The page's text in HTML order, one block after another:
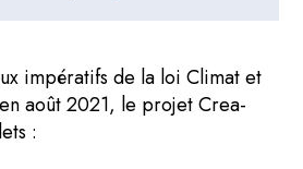
impératifs de la loi Climat et
août 2021, le projet Crea-
: